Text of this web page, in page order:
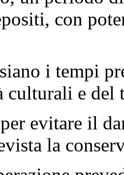
il tentativo
Si
un periodo
con
i tempi
culturali e